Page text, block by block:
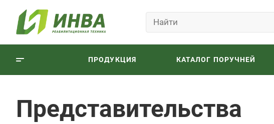
ПРОДУКЦИЯ КАТАЛОГ ПОРУЧНЕЙ
Представительства